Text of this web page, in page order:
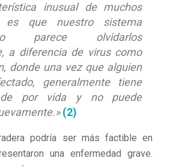
inusual de muchos
es que nuestro sistema
parece olvidarlos
a diferencia de virus como
donde una vez que alguien
generalmente tiene
de por vida y no puede
(2)
podría ser más factible en
una enfermedad grave.